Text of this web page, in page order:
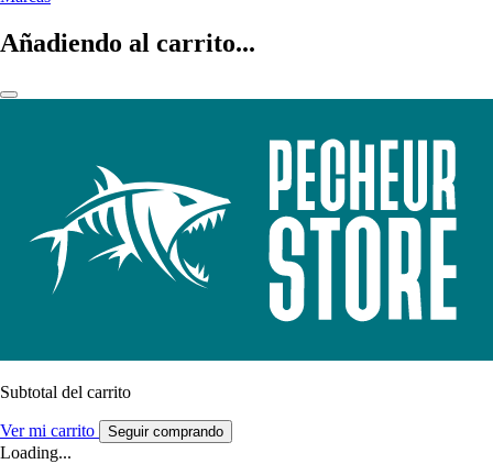
Añadiendo al carrito...
Subtotal del carrito
Ver mi carrito Seguir comprando
Loading...